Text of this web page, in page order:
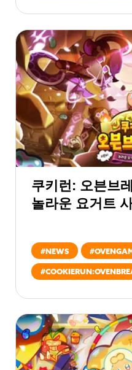
쿠키런: 오븐브
놀라운 요거트
#NEWS #
#